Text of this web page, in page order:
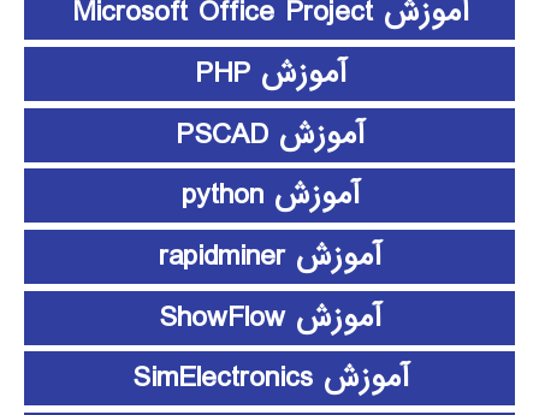
آموزش Microsoft Office Project
آموزش PHP
آموزش PSCAD
آموزش python
آموزش rapidminer
آموزش ShowFlow
آموزش SimElectronics